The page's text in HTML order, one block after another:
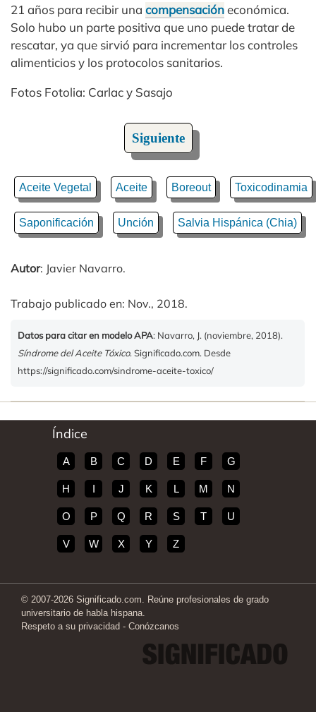
21 años para recibir una compensacióneconómica.
Solo hubo un parte positiva que uno puede tratar de
rescatar, ya que sirvió para incrementar los controles
alimenticios y los protocolos sanitarios.
Fotos Fotolia: Carlac y Sasajo
Siguiente
Aceite Vegetal Aceite Boreout Toxicodinamia
Saponificación Unción Salvia Hispánica (Chia)
Autor: Javier Navarro.
Trabajo publicado en: Nov., 2018.
Datos para citar en modelo APA: Navarro, J. (noviembre, 2018).
Síndrome del Aceite Tóxico. Significado.com. Desde
https://significado.com/sindrome-aceite-toxico/
Índice
A B C D E F G
H I J K L M N
O P Q R S T U
V W X Y Z
© 2007-2026 Significado.com. Reúne profesionales de grado
universitario de habla hispana.
Respeto a su privacidad - Conózcanos